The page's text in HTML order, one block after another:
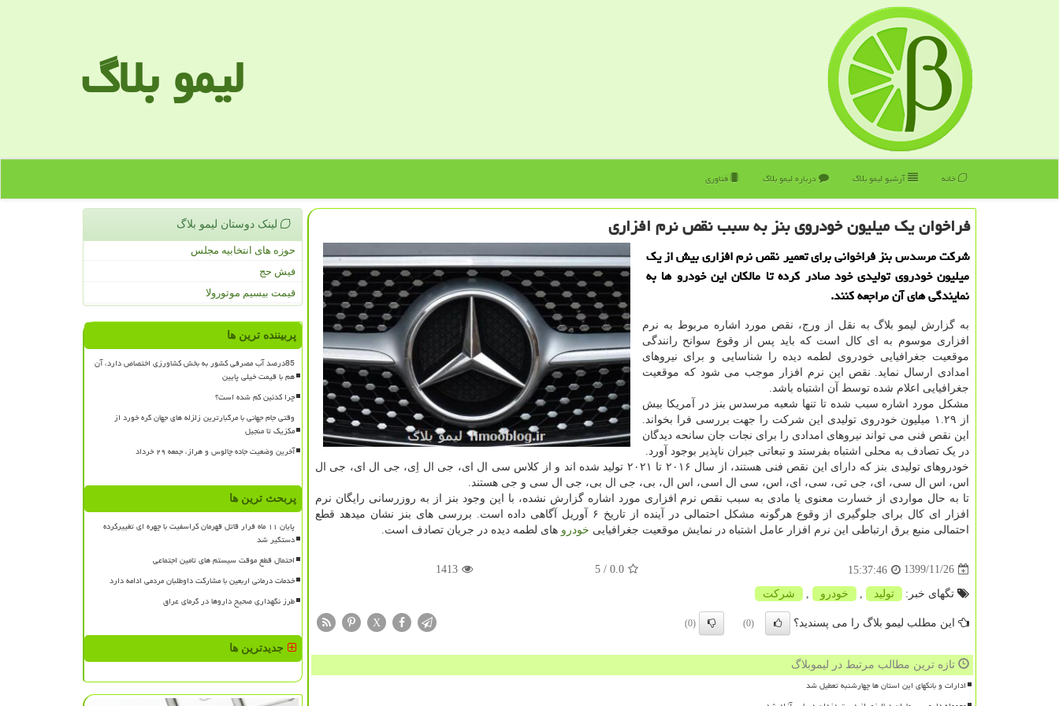
لیمو بلاگ
خانه آرشیو لیمو بلاگ درباره لیمو بلاگ فناوری
فراخوان یك میلیون خودروی بنز به سبب نقص نرم افزاری
شرکت مرسدس بنز فراخوانی برای تعمیر نقص نرم افزاری بیش از یک
میلیون خودروی تولیدی خود صادر کرده تا مالکان این خودرو ها به
نمایندگی های آن مراجعه کنند.
به گزارش لیمو بلاگ به نقل از ورج، نقص مورد اشاره مربوط به نرم
افزاری موسوم به ای کال است که باید پس از وقوع سوانح رانندگی
موقعیت جغرافیایی خودروی لطمه دیده را شناسایی و برای نیروهای
امدادی ارسال نماید. نقص این نرم افزار موجب می شود که موقعیت
جغرافیایی اعلام شده توسط آن اشتباه باشد.
مشکل مورد اشاره سبب شده تا تنها شعبه مرسدس بنز در آمریکا بیش
از ۱.۲۹ میلیون خودروی تولیدی این شرکت را جهت بررسی فرا بخواند.
این نقص فنی می تواند نیروهای امدادی را برای نجات جان سانحه دیدگان
در یک تصادف به محلی اشتباه بفرستد و تبعاتی جبران ناپذیر بوجود آورد.
خودروهای تولیدی بنز که دارای این نقص فنی هستند، از سال ۲۰۱۶ تا ۲۰۲۱ تولید شده اند و از کلاس سی ال ای، جی ال اِی، جی ال ای، جی ال
اس، اس ال سی، ای، جی تی، سی، ای، اس، سی ال اسی، اس ال، بی، جی ال بی، جی ال سی و جی هستند.
تا به حال مواردی از خسارت معنوی یا مادی به سبب نقص نرم افزاری مورد اشاره گزارش نشده، با این وجود بنز از به روزرسانی رایگان نرم
افزار ای کال برای جلوگیری از وقوع هرگونه مشکل احتمالی در آینده از تاریخ ۶ آوریل آگاهی داده است. بررسی های بنز نشان میدهد قطع
احتمالی منبع برق ارتباطی این نرم افزار عامل اشتباه در نمایش موقعیت جغرافیایی خودرو های لطمه دیده در جریان تصادف است.
1399/11/26
15:37:46
0.0
/ 5
1413
تگهای خبر: تولید خودرو شركت
این مطلب لیمو بلاگ را می پسندید؟ (0)
(0)
X
تازه ترین مطالب مرتبط در لیموبلاگ
ادارات و بانکهای این استان ها چهارشنبه تعطیل شد
لینک دوستان لیمو بلاگ
حوزه های انتخابیه مجلس
فیش حج
قیمت بیسیم موتورولا
پربیننده ترین ها
85درصد آب مصرفی کشور به بخش کشاورزی اختصاص دارد، آن
هم با قیمت خیلی پایین
چرا کدئین کم شده است؟
وقتی جام جهانی با مرگبارترین زلزله های جهان گره خورد از
مکزیک تا منجیل
آخرین وضعیت جاده چالوس و هراز، جمعه ۲۹ خرداد
پربحث ترین ها
پایان ۱۱ ماه فرار قاتل قهرمان کراسفیت با چهره ای تغییرکرده
دستگیر شد
احتمال قطع موقت سیستم های تامین اجتماعی
خدمات درمانی اربعین با مشارکت داوطلبان مردمی ادامه دارد
طرز نگهداری صحیح داروها در گرمای عراق
جدیدترین ها